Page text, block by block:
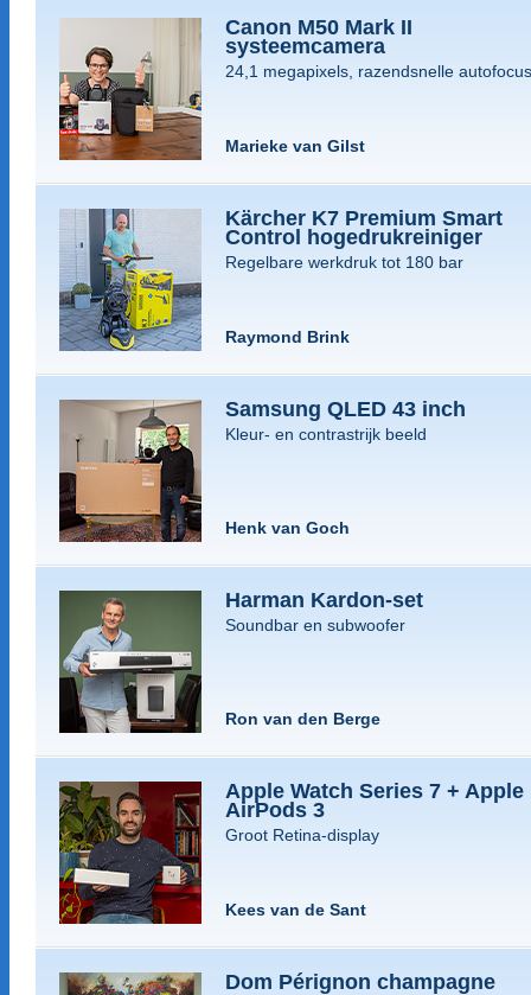
Canon M50 Mark II
systeemcamera
24,1 megapixels, razendsnelle autofocus
Marieke van Gilst
Kärcher K7 Premium Smart
Control hogedrukreiniger
Regelbare werkdruk tot 180 bar
Raymond Brink
Samsung QLED 43 inch
Kleur- en contrastrijk beeld
Henk van Goch
Harman Kardon-set
Soundbar en subwoofer
Ron van den Berge
Apple Watch Series 7 + Apple
AirPods 3
Groot Retina-display
Kees van de Sant
Dom Pérignon champagne